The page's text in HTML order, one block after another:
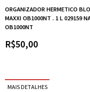
ORGANIZADOR HERMETICO
MAXXI OB1000NT . 1 L 029159
OB1000NT
R$50,00